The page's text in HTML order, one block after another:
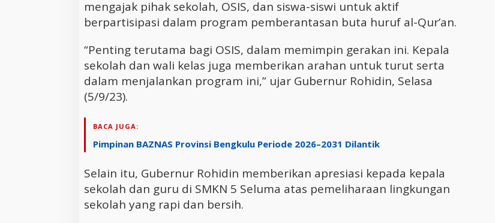
mengajak pihak sekolah, OSIS, dan siswa-siswi untuk aktif
berpartisipasi dalam program pemberantasan buta huruf al-Qur’an.
“Penting terutama bagi OSIS, dalam memimpin gerakan ini. Kepala
sekolah dan wali kelas juga memberikan arahan untuk turut serta
dalam menjalankan program ini,” ujar Gubernur Rohidin, Selasa
(5/9/23).
BACA JUGA:
Pimpinan BAZNAS Provinsi Bengkulu Periode 2026–2031 Dilantik
Selain itu, Gubernur Rohidin memberikan apresiasi kepada kepala
sekolah dan guru di SMKN 5 Seluma atas pemeliharaan lingkungan
sekolah yang rapi dan bersih.